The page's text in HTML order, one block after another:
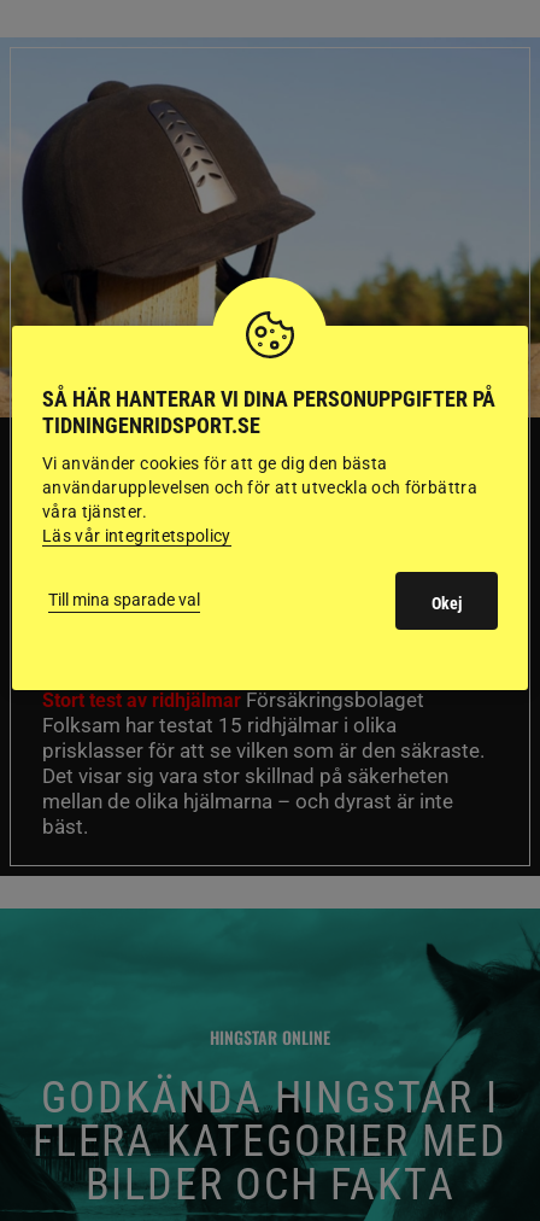
Dyraste
ridhjälmarna blev
Stort test av ridhjälmar Försäkringsbolaget
Folksam har testat 15 ridhjälmar i olika
prisklasser för att se vilken som är den säkraste.
Det visar sig vara stor skillnad på säkerheten
mellan de olika hjälmarna – och dyrast är inte
bäst.
HINGSTAR ONLINE
GODKÄNDA HINGSTAR I
FLERA KATEGORIER MED
BILDER OCH FAKTA
SÅ HÄR HANTERAR VI DINA PERSONUPPGIFTER PÅ
TIDNINGENRIDSPORT.SE
Vi använder cookies för att ge dig den bästa
användarupplevelsen och för att utveckla och förbättra
våra tjänster.
Läs vår integritetspolicy
Till mina sparade val Okej